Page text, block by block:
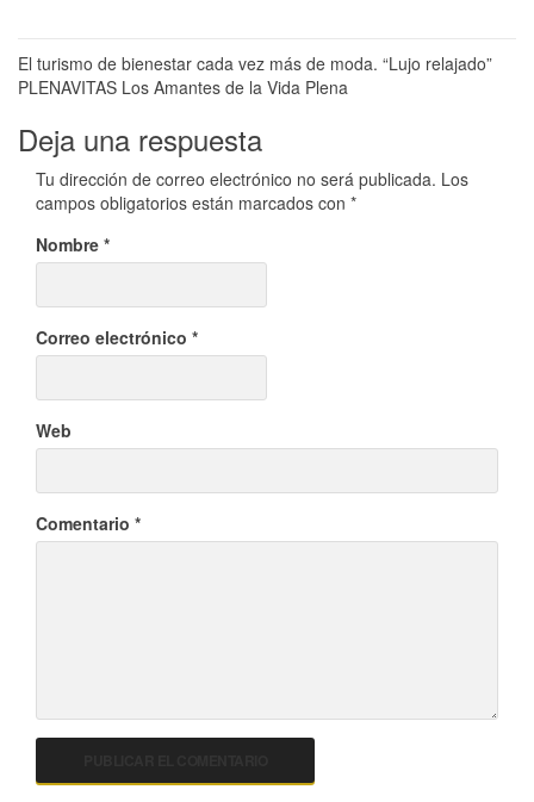
Navegación
de
entradas
El turismo de bienestar cada vez más de moda. “Lujo relajado”
PLENAVITAS Los Amantes de la Vida Plena
Deja una respuesta
Tu dirección de correo electrónico no será publicada. Los
campos obligatorios están marcados con *
Nombre *
Correo electrónico *
Web
Comentario *